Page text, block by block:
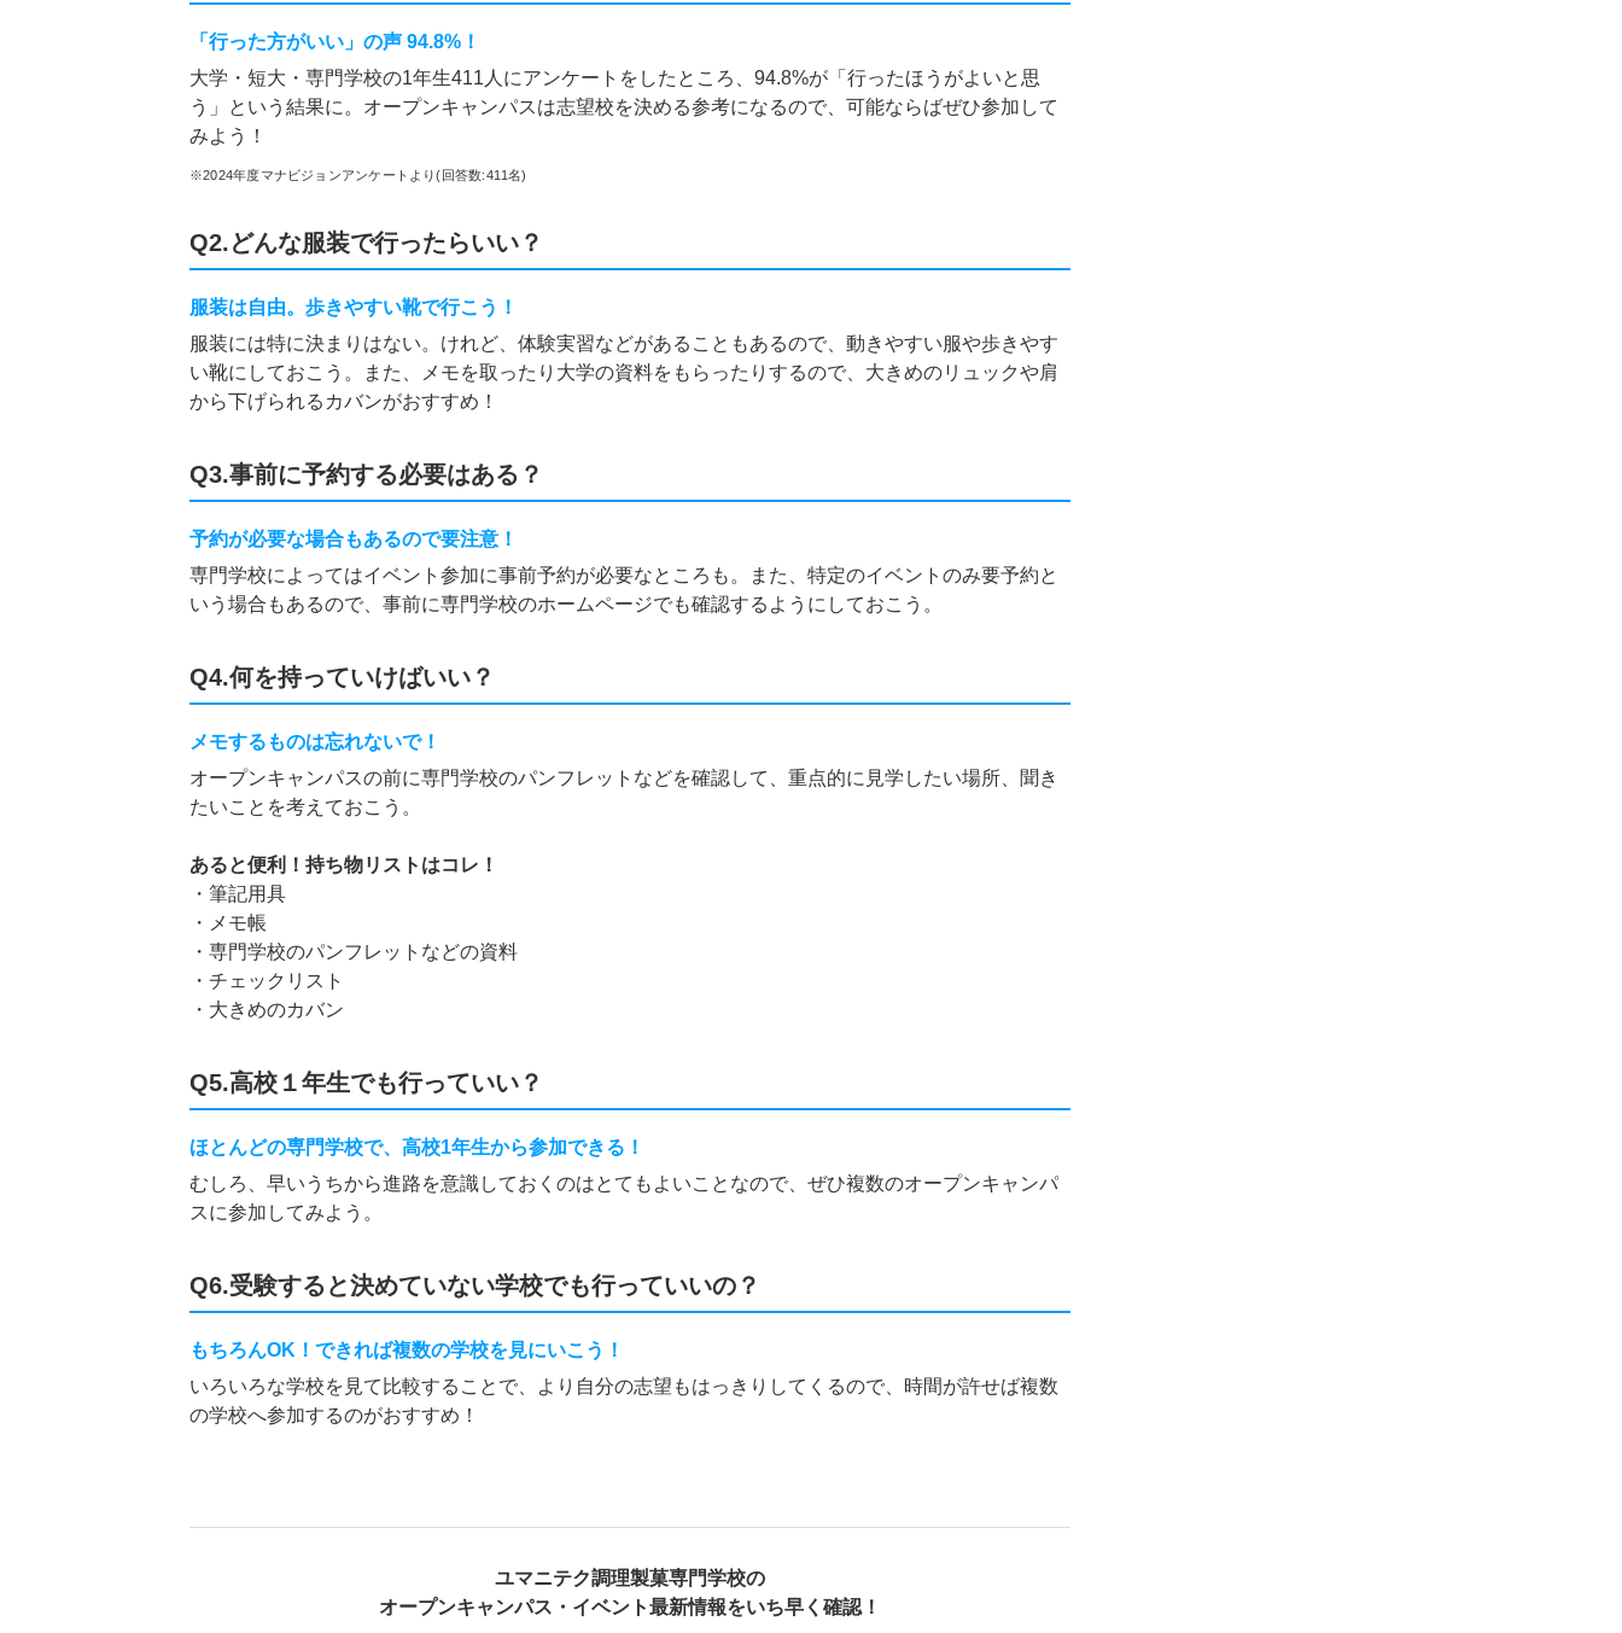
「行った方がいい」の声 94.8%！
大学・短大・専門学校の1年生411人にアンケートをしたところ、94.8%が「行ったほうがよいと思
う」という結果に。オープンキャンパスは志望校を決める参考になるので、可能ならばぜひ参加して
みよう！
※2024年度マナビジョンアンケートより(回答数:411名)
Q2.どんな服装で行ったらいい？
服装は自由。歩きやすい靴で行こう！
服装には特に決まりはない。けれど、体験実習などがあることもあるので、動きやすい服や歩きやす
い靴にしておこう。また、メモを取ったり大学の資料をもらったりするので、大きめのリュックや肩
から下げられるカバンがおすすめ！
Q3.事前に予約する必要はある？
予約が必要な場合もあるので要注意！
専門学校によってはイベント参加に事前予約が必要なところも。また、特定のイベントのみ要予約と
いう場合もあるので、事前に専門学校のホームページでも確認するようにしておこう。
Q4.何を持っていけばいい？
メモするものは忘れないで！
オープンキャンパスの前に専門学校のパンフレットなどを確認して、重点的に見学したい場所、聞き
たいことを考えておこう。
あると便利！持ち物リストはコレ！
・筆記用具
・メモ帳
・専門学校のパンフレットなどの資料
・チェックリスト
・大きめのカバン
Q5.高校１年生でも行っていい？
ほとんどの専門学校で、高校1年生から参加できる！
むしろ、早いうちから進路を意識しておくのはとてもよいことなので、ぜひ複数のオープンキャンパ
スに参加してみよう。
Q6.受験すると決めていない学校でも行っていいの？
もちろんOK！できれば複数の学校を見にいこう！
いろいろな学校を見て比較することで、より自分の志望もはっきりしてくるので、時間が許せば複数
の学校へ参加するのがおすすめ！
ユマニテク調理製菓専門学校の
オープンキャンパス・ イベント最新情報をいち早く確認！